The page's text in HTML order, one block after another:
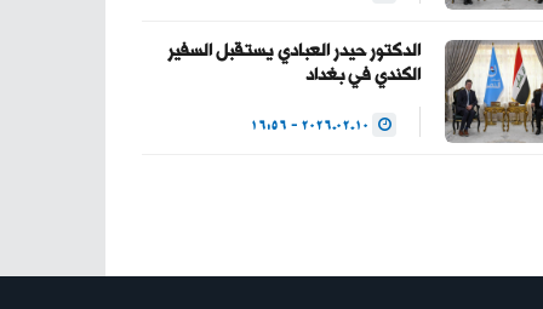
الدكتور حيدر العبادي يستقبل السفير
الكندي في بغداد